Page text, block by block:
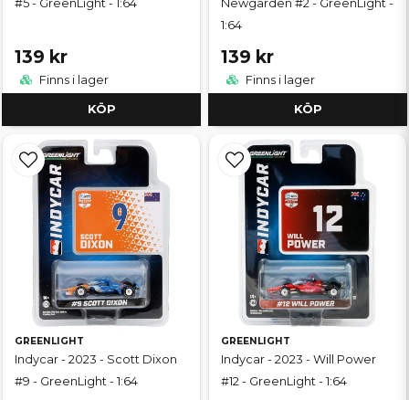
#5 - GreenLight - 1:64
139 kr
Finns i lager
KÖP
Newgarden #2 - GreenLight -
1:64
139 kr
Finns i lager
KÖP
GREENLIGHT
Indycar - 2023 - Scott Dixon
#9 - GreenLight - 1:64
GREENLIGHT
Indycar - 2023 - Will Power
#12 - GreenLight - 1:64